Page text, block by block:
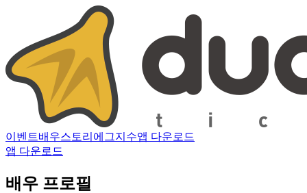
이벤트배우스토리 에그지수앱 다운로드
앱 다운로드
배우 프로필